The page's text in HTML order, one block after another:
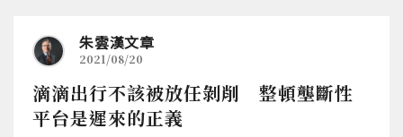
朱雲漢文章
2021/08/20
滴滴出行不該被放任剝削 整頓壟斷性
平台是遲來的正義